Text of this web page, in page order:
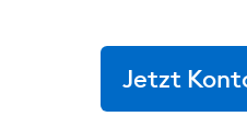
Jetzt